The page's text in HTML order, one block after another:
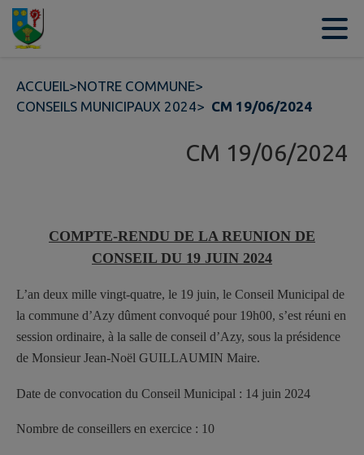
Contenu
ACCUEIL>NOTRE COMMUNE>
CONSEILS MUNICIPAUX 2024> CM 19/06/2024
CM 19/06/2024
COMPTE-RENDU DE LA REUNION DE
CONSEIL DU 19 JUIN 2024
L’an deux mille vingt-quatre, le 19 juin, le Conseil Municipal de
la commune d’Azy dûment convoqué pour 19h00, s’est réuni en
session ordinaire, à la salle de conseil d’Azy, sous la présidence
de Monsieur Jean-Noël GUILLAUMIN Maire.
Date de convocation du Conseil Municipal : 14 juin 2024
Nombre de conseillers en exercice : 10